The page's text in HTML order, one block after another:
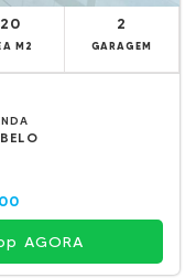
M2
2
GARAGEM
AGORA